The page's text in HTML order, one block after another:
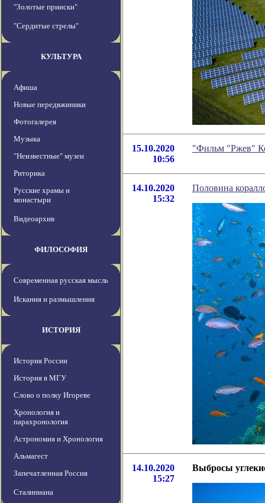
"Золотые прииски"
"Сердитые стрелы"
КУЛЬТУРА
Афиша
Новые передвжиники
Фотогалерея
Музыка
"Неизвестные" музеи
Риторика
Русские храмы и
монастыри
Видеоархив
ФИЛОСОФИЯ
Современная русская мысль
Искания и размышления
ИСТОРИЯ
История России
История в МГУ
Слово о полку Игореве
Хронология и
парахронология
Астрономия и Хронология
Альмагест
Запечатленная Россия
Сталиниана
15.10.2020
10:56
"Фильм "Ржев"
14.10.2020
15:32
Половина
14.10.2020
15:27
Выбросы